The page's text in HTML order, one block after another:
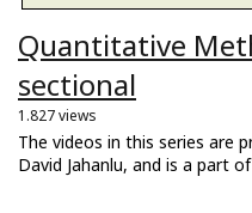
Quantitative
sectional
1.827 views
The videos in this series are
David Jahanlu, and is a part